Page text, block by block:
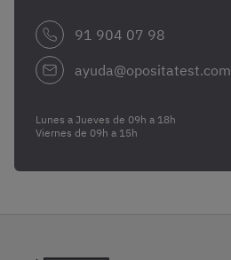
91 904 07 98
ayuda@opositatest.com
Lunes a Jueves de 09h a 18h
Viernes de 09h a 15h